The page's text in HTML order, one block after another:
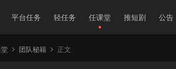
平台任务 轻任务 任课堂 推短剧 公告
团队秘籍 正文